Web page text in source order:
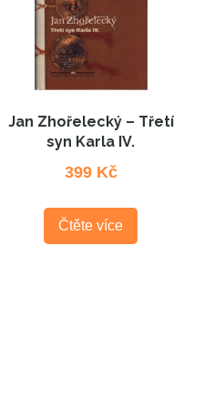
Jan Zhořelecký – Třetí
syn Karla IV.
399 Kč
Čtěte více